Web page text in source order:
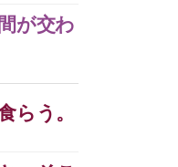
が交わ
らう。